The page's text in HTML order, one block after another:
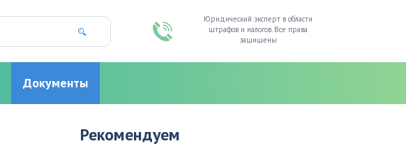
Юридический эксперт в области
штрафов и налогов. Все права
защищены
Документы
Рекомендуем